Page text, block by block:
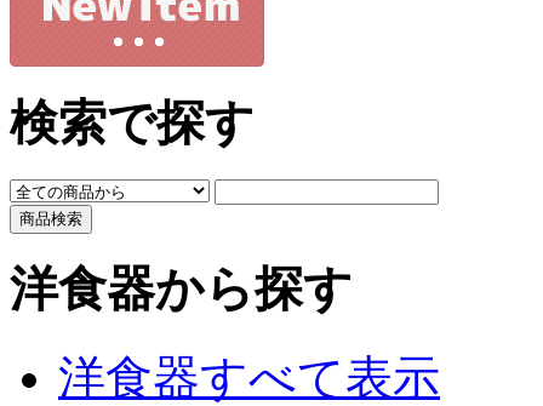
検索で探す
洋食器から探す
洋食器すべて表示